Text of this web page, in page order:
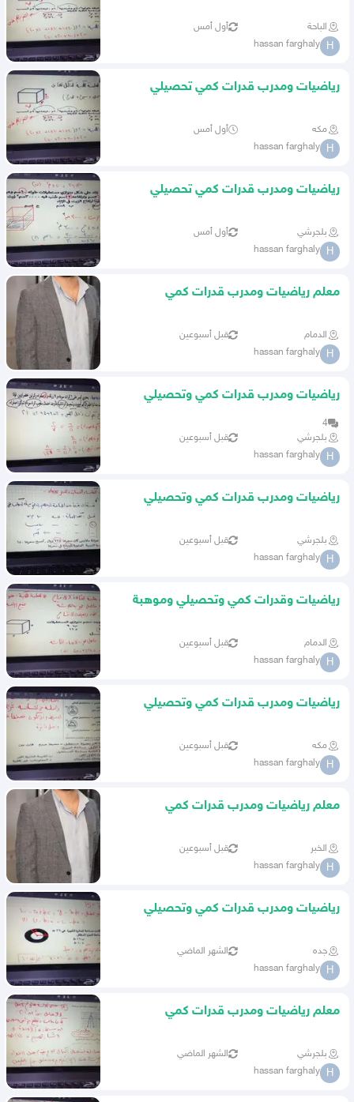
الباحة أول أمس
H
hassan farghaly
رياضيات ومدرب قدرات كمي تحصيلي
مكه أول أمس
H
hassan farghaly
رياضيات ومدرب قدرات كمي تحصيلي
بلجرشي أول أمس
H
hassan farghaly
معلم رياضيات ومدرب قدرات كمي
الدمام قبل أسبوعين
H
hassan farghaly
رياضيات ومدرب قدرات كمي وتحصيلي
4
بلجرشي
قبل أسبوعين
H
hassan farghaly
رياضيات ومدرب قدرات كمي وتحصيلي
بلجرشي قبل أسبوعين
H
hassan farghaly
رياضيات وقدرات كمي وتحصيلي وموهبة
الدمام قبل أسبوعين
H
hassan farghaly
رياضيات ومدرب قدرات كمي وتحصيلي
مكه قبل أسبوعين
H
hassan farghaly
معلم رياضيات ومدرب قدرات كمي
الخبر قبل أسبوعين
H
hassan farghaly
رياضيات ومدرب قدرات كمي وتحصيلي
جده الشهر الماضي
H
hassan farghaly
معلم رياضيات ومدرب قدرات كمي
بلجرشي الشهر الماضي
H
hassan farghaly